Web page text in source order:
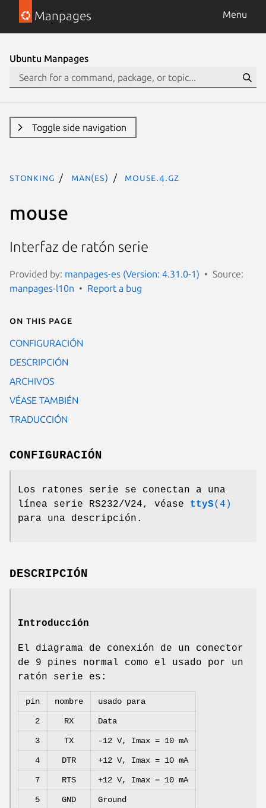
Manpages Menu
Ubuntu Manpages
Toggle side navigation
stonking man(es) mouse.4.gz
mouse
Interfaz de ratón serie
Provided by: manpages-es (Version: 4.31.0-1)
Source:
manpages-l10n
Report a bug
On this page
CONFIGURACIÓN
DESCRIPCIÓN
ARCHIVOS
VÉASE TAMBIÉN
TRADUCCIÓN
CONFIGURACIÓN
Los ratones serie se conectan a una
línea serie RS232/V24, véase ttyS(4)
para una descripción.
DESCRIPCIÓN
Introducción
El diagrama de conexión de un conector
de 9 pines normal como el usado por un
ratón serie es:
pin nombre usado para
2 RX Data
3 TX -12 V, Imax = 10 mA
4 DTR +12 V, Imax = 10 mA
7 RTS +12 V, Imax = 10 mA
5 GND Ground